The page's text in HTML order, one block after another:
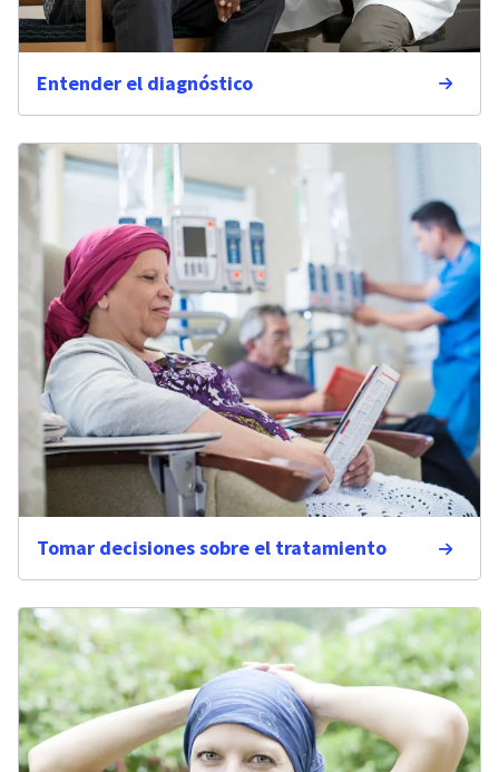
Entender el diagnóstico
Tomar decisiones sobre el tratamiento